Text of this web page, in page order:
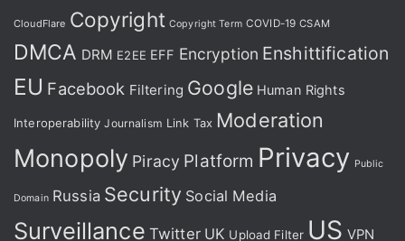
CloudFlare Copyright Copyright Term COVID-19 CSAM
DMCA DRM E2EE EFF Encryption Enshittification
EU Facebook Filtering Google Human Rights
Interoperability Journalism Link Tax Moderation
Monopoly Piracy Platform Privacy Public
Domain Russia Security Social Media
Surveillance Twitter UK Upload Filter US VPN